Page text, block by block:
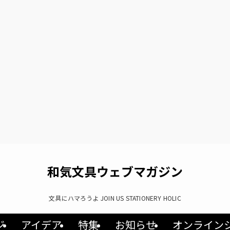
和気文具ウェブマガジン
文具にハマろうよ JOIN US STATIONERY HOLIC
アイデア 特集 お知らせ オンライン